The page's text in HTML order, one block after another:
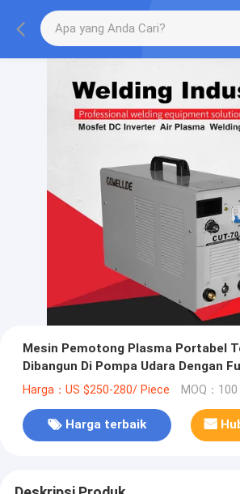
Mesin Pemotong Plasma Portabel
Dibangun Di Pompa Udara Dengan
MOSFET
Harga：US $250-280/ Piece MOQ：
Harga terbaik